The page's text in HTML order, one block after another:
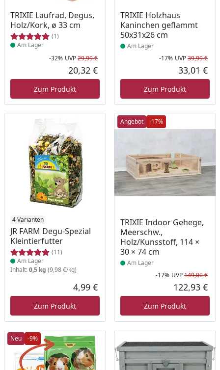
TRIXIE Laufrad, Degus,
Holz/Kork, ø 33 cm
(1)
Produkt am Lager
Am Lager
Rabatt in Prozent
-32%
Ursprünglicher Preis
UVP29,99 €
Aktueller Preis
20,32 €
Zum Produkt
TRIXIE Holzhaus
Kaninchen geflammt
50x31x26 cm
Produkt am Lager
Am Lager
-17% UVP39,99 €
33,01 €
Zum Produkt
4 Varianten
JR FARM Degu-Spezial
Kleintierfutter
(11)
Produkt am Lager
Am Lager
Inhalt:0,5 kg (9,98 €/kg)
Aktueller Preis
4,99 €
Zum Produkt
Angebot -17%
TRIXIE Indoor Gehege,
Meerschw.,
Holz/Kunsstoff, 114 ×
30 × 74 cm
Produkt am Lager
Am Lager
-17% UVP149,00 €
122,93 €
Zum Produkt
Neu -9%